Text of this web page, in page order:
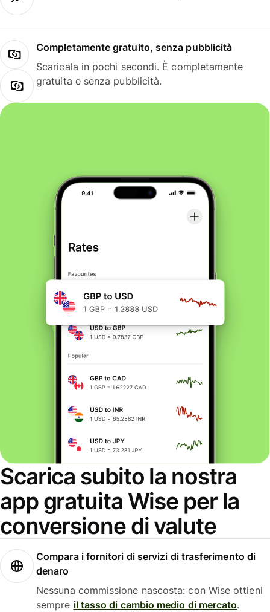
Completamente gratuito, senza pubblicità
Scaricala in pochi secondi. È completamente
gratuita e senza pubblicità.
Scarica subito la nostra
app gratuita Wise per la
conversione di valute
Compara i fornitori di servizi di trasferimento di
denaro
Nessuna commissione nascosta: con Wise ottieni
sempre il tasso di cambio medio di mercato.